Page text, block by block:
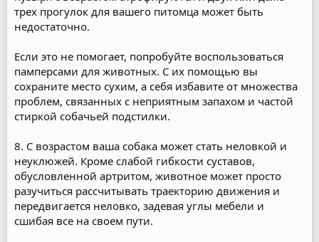
трех прогулок для вашего питомца может быть
недостаточно.
Если это не помогает, попробуйте воспользоваться
памперсами для животных. С их помощью вы
сохраните место сухим, а себя избавите от множества
проблем, связанных с неприятным запахом и частой
стиркой собачьей подстилки.
8. С возрастом ваша собака может стать неловкой и
неуклюжей. Кроме слабой гибкости суставов,
обусловленной артритом, животное может просто
разучиться рассчитывать траекторию движения и
передвигается неловко, задевая углы мебели и
сшибая все на своем пути.